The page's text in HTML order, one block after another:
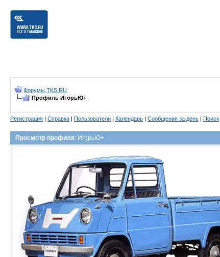
Форумы TKS.RU
Профиль ИгорьЮ+
Регистрация | Справка | Пользователи | Календарь | Сообщения за день | Поиск
Просмотр профиля: ИгорьЮ+